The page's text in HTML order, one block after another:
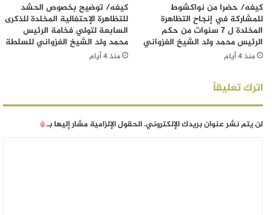
كيفه/ حضرا من نواكشوط
للمشاركة في إنجاح التظاهرة
المخلدة ل 7 سنوات من حكم
الرئيس محمد ولد الشيخ الغزواني
منذ 4 أيام
كيفه/ توضيح بخصوص الحشد
للتظاهرة الإحتفالية المخلدة للذكرى
السابعة لتولي فخامة الرئيس
محمد ولد الشيخ الغزواني للسلطة
منذ 4 أيام
اترك تعليقاً
لن يتم نشر عنوان بريدك الإلكتروني.الحقول الإلزامية مشار إليها بـ*